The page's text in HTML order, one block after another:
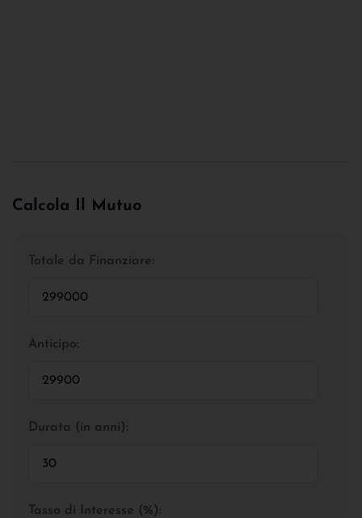
Calcola Il Mutuo
Totale da Finanziare:
Anticipo:
Durata (in anni):
Tasso di Interesse (%):